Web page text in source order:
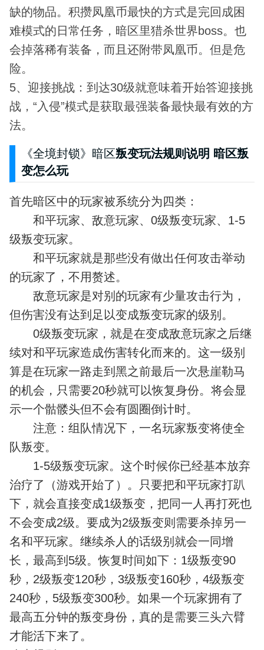
缺的物品。积攒凤凰币最快的方式是完回成困
难模式的日常任务，暗区里猎杀世界boss。也
会掉落稀有装备，而且还附带凤凰币。但是危
险。
5、迎接挑战：到达30级就意味着开始答迎接挑
战，“入侵”模式是获取最强装备最快最有效的方
法。
《全境封锁》暗区叛变玩法规则说明 暗区叛
变怎么玩
首先暗区中的玩家被系统分为四类：
和平玩家、敌意玩家、0级叛变玩家、1-5
级叛变玩家。
和平玩家就是那些没有做出任何攻击举动
的玩家了，不用赘述。
敌意玩家是对别的玩家有少量攻击行为，
但伤害没有达到足以变成叛变玩家的级别。
0级叛变玩家，就是在变成敌意玩家之后继
续对和平玩家造成伤害转化而来的。这一级别
算是在玩家一路走到黑之前最后一次悬崖勒马
的机会，只需要20秒就可以恢复身份。将会显
示一个骷髅头但不会有圆圈倒计时。
注意：组队情况下，一名玩家叛变将使全
队叛变。
1-5级叛变玩家。这个时候你已经基本放弃
治疗了（游戏开始了）。只要把和平玩家打趴
下，就会直接变成1级叛变，把同一人再打死也
不会变成2级。要成为2级叛变则需要杀掉另一
名和平玩家。继续杀人的话级别就会一同增
长，最高到5级。恢复时间如下：1级叛变90
秒，2级叛变120秒，3级叛变160秒，4级叛变
240秒，5级叛变300秒。如果一个玩家拥有了
最高五分钟的叛变身份，真的是需要三头六臂
才能活下来了。